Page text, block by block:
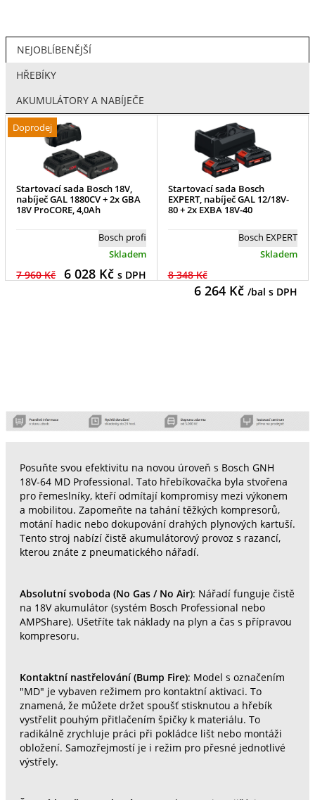
NEJOBLÍBENĚJŠÍ
HŘEBÍKY
AKUMULÁTORY A NABÍJEČE
Doprodej
Startovací sada Bosch 18V,
nabíječ GAL 1880CV + 2x GBA
18V ProCORE, 4,0Ah
Bosch profi
Skladem
7 960 Kč 6 028Kč s DPH
Startovací sada Bosch
EXPERT, nabíječ GAL 12/18V-
80 + 2x EXBA 18V-40
Bosch EXPERT
Skladem
8 348 Kč
6 264Kč /bal s DPH
Posuňte svou efektivitu na novou úroveň s Bosch GNH
18V-64 MD Professional. Tato hřebíkovačka byla stvořena
pro řemeslníky, kteří odmítají kompromisy mezi výkonem
a mobilitou. Zapomeňte na tahání těžkých kompresorů,
motání hadic nebo dokupování drahých plynových kartuší.
Tento stroj nabízí čistě akumulátorový provoz s razancí,
kterou znáte z pneumatického nářadí.
Absolutní svoboda (No Gas / No Air): Nářadí funguje čistě
na 18V akumulátor (systém Bosch Professional nebo
AMPShare). Ušetříte tak náklady na plyn a čas s přípravou
kompresoru.
Kontaktní nastřelování (Bump Fire): Model s označením
"MD" je vybaven režimem pro kontaktní aktivaci. To
znamená, že můžete držet spoušť stisknutou a hřebík
vystřelit pouhým přitlačením špičky k materiálu. To
radikálně zrychluje práci při pokládce lišt nebo montáži
obložení. Samozřejmostí je i režim pro přesné jednotlivé
výstřely.